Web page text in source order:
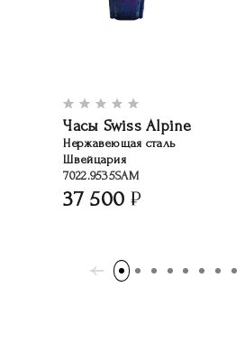
Часы Swiss Alpine
Нержавеющая сталь
Швейцария
7022.9535SAM
37 500